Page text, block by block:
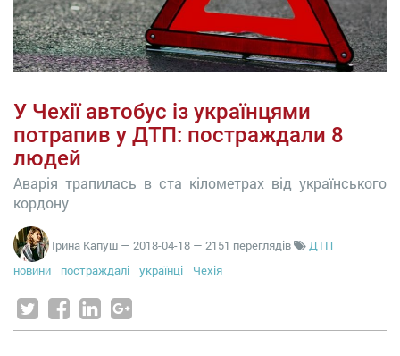
У Чехії автобус із українцями
потрапив у ДТП: постраждали 8
людей
Аварія трапилась в ста кілометрах від українського
кордону
Ірина Капуш — 2018-04-18 — 2151 переглядів
ДТП
новини
постраждалі українці Чехія